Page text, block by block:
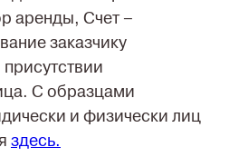
аренды, Счет –
заказчику
С образцами
и физически лиц
здесь.